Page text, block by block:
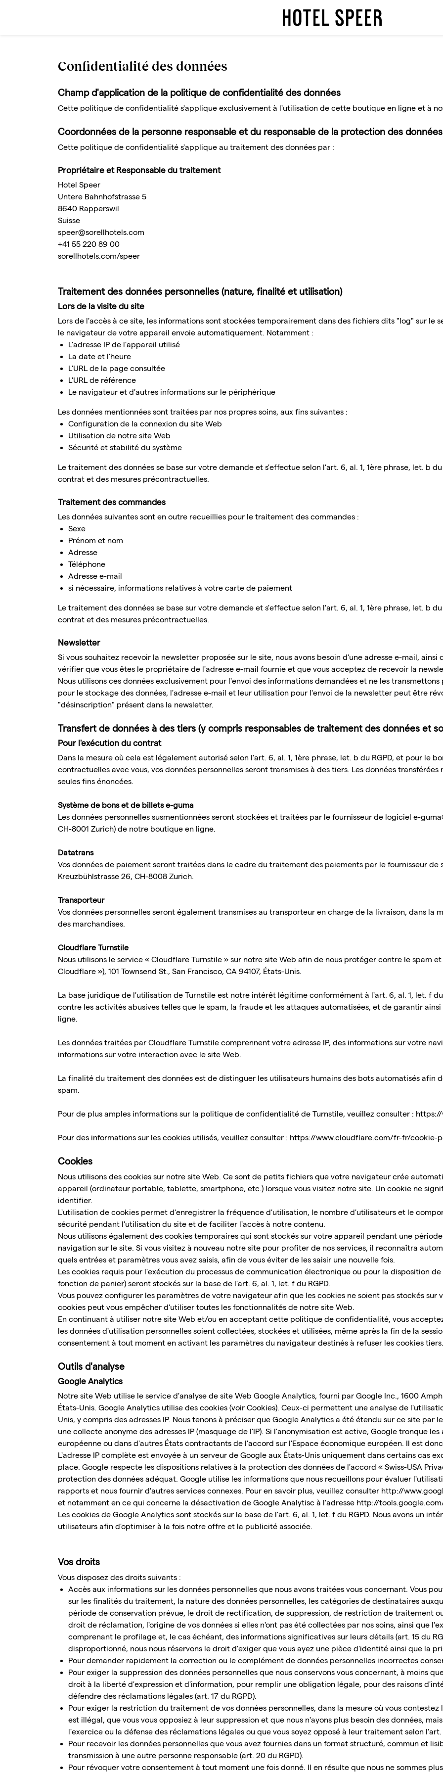
Confidentialité des données
Champ d'application de la politique de confidentialité des données
Cette politique de confidentialité s'applique exclusivement à l'utilisation de cette boutique en ligne et à
Coordonnées de la personne responsable et du responsable de la protection des
Cette politique de confidentialité s'applique au traitement des données par :
Propriétaire et Responsable du traitement
Hotel Speer
Untere Bahnhofstrasse 5
8640 Rapperswil
Suisse
speer@sorellhotels.com
+41 55 220 89 00
sorellhotels.com/speer
Traitement des données personnelles (nature, finalité et utilisation)
Lors de la visite du site
Lors de l'accès à ce site, les informations sont stockées temporairement dans des fichiers dits "log" sur le
le navigateur de votre appareil envoie automatiquement. Notamment :
L'adresse IP de l'appareil utilisé
La date et l'heure
L'URL de la page consultée
L'URL de référence
Le navigateur et d'autres informations sur le périphérique
Les données mentionnées sont traitées par nos propres soins, aux fins suivantes :
Configuration de la connexion du site Web
Utilisation de notre site Web
Sécurité et stabilité du système
Le traitement des données se base sur votre demande et s'effectue selon l'art. 6, al. 1, 1ère phrase, let. b
contrat et des mesures précontractuelles.
Traitement des commandes
Les données suivantes sont en outre recueillies pour le traitement des commandes :
Sexe
Prénom et nom
Adresse
Téléphone
Adresse e-mail
si nécessaire, informations relatives à votre carte de paiement
Le traitement des données se base sur votre demande et s'effectue selon l'art. 6, al. 1, 1ère phrase, let. b
contrat et des mesures précontractuelles.
Newsletter
Si vous souhaitez recevoir la newsletter proposée sur le site, nous avons besoin d'une adresse e-mail,
vérifier que vous êtes le propriétaire de l'adresse e-mail fournie et que vous acceptez de recevoir la
Nous utilisons ces données exclusivement pour l'envoi des informations demandées et ne les
pour le stockage des données, l'adresse e-mail et leur utilisation pour l'envoi de la newsletter peut être
"désinscription" présent dans la newsletter.
Transfert de données à des tiers (y compris responsables de traitement des données et
Pour l'exécution du contrat
Dans la mesure où cela est légalement autorisé selon l'art. 6, al. 1, 1ère phrase, let. b du RGPD, et pour le
contractuelles avec vous, vos données personnelles seront transmises à des tiers. Les données
seules fins énoncées.
Système de bons et de billets e-guma
Les données personnelles susmentionnées seront stockées et traitées par le fournisseur de logiciel e-
CH-8001 Zurich) de notre boutique en ligne.
Datatrans
Vos données de paiement seront traitées dans le cadre du traitement des paiements par le fournisseur de
Kreuzbühlstrasse 26, CH-8008 Zurich.
Transporteur
Vos données personnelles seront également transmises au transporteur en charge de la livraison, dans la
des marchandises.
Cloudflare Turnstile
Nous utilisons le service « Cloudflare Turnstile » sur notre site Web afin de nous protéger contre le spam
Cloudflare »), 101 Townsend St., San Francisco, CA 94107, États-Unis.
La base juridique de l'utilisation de Turnstile est notre intérêt légitime conformément à l'art. 6, al. 1, let. f
contre les activités abusives telles que le spam, la fraude et les attaques automatisées, et de garantir
ligne.
Les données traitées par Cloudflare Turnstile comprennent votre adresse IP, des informations sur votre
informations sur votre interaction avec le site Web.
La finalité du traitement des données est de distinguer les utilisateurs humains des bots automatisés afin
spam.
Pour de plus amples informations sur la politique de confidentialité de Turnstile, veuillez consulter :
Pour des informations sur les cookies utilisés, veuillez consulter : https://www.cloudflare.com/fr-fr/cookie-
Cookies
Nous utilisons des cookies sur notre site Web. Ce sont de petits fichiers que votre navigateur crée
appareil (ordinateur portable, tablette, smartphone, etc.) lorsque vous visitez notre site. Un cookie ne
identifier.
L'utilisation de cookies permet d'enregistrer la fréquence d'utilisation, le nombre d'utilisateurs et le
sécurité pendant l'utilisation du site et de faciliter l'accès à notre contenu.
Nous utilisons également des cookies temporaires qui sont stockés sur votre appareil pendant une
navigation sur le site. Si vous visitez à nouveau notre site pour profiter de nos services, il reconnaîtra
quels entrées et paramètres vous avez saisis, afin de vous éviter de les saisir une nouvelle fois.
Les cookies requis pour l'exécution du processus de communication électronique ou pour la disposition
fonction de panier) seront stockés sur la base de l'art. 6, al. 1, let. f du RGPD.
Vous pouvez configurer les paramètres de votre navigateur afin que les cookies ne soient pas stockés
cookies peut vous empêcher d'utiliser toutes les fonctionnalités de notre site Web.
En continuant à utiliser notre site Web et/ou en acceptant cette politique de confidentialité, vous
les données d'utilisation personnelles soient collectées, stockées et utilisées, même après la fin de la
consentement à tout moment en activant les paramètres du navigateur destinés à refuser les cookies tiers.
Outils d'analyse
Google Analytics
Notre site Web utilise le service d'analyse de site Web Google Analytics, fourni par Google Inc., 1600
États-Unis. Google Analytics utilise des cookies (voir Cookies). Ceux-ci permettent une analyse de
Unis, y compris des adresses IP. Nous tenons à préciser que Google Analytics a été étendu sur ce site par
une collecte anonyme des adresses IP (masquage de l'IP). Si l'anonymisation est active, Google tronque
européenne ou dans d'autres États contractants de l'accord sur l'Espace économique européen. Il est
L'adresse IP complète est envoyée à un serveur de Google aux États-Unis uniquement dans certains cas
place. Google respecte les dispositions relatives à la protection des données de l'accord « Swiss-USA
protection des données adéquat. Google utilise les informations que nous recueillons pour évaluer
rapports et nous fournir d'autres services connexes. Pour en savoir plus, veuillez consulter http://
et notamment en ce qui concerne la désactivation de Google Analytisc à l'adresse http://
Les cookies de Google Analytics sont stockés sur la base de l'art. 6, al. 1, let. f du RGPD. Nous avons un
utilisateurs afin d'optimiser à la fois notre offre et la publicité associée.
Vos droits
Vous disposez des droits suivants :
Accès aux informations sur les données personnelles que nous avons traitées vous concernant. Vous
sur les finalités du traitement, la nature des données personnelles, les catégories de destinataires
période de conservation prévue, le droit de rectification, de suppression, de restriction de traitement
droit de réclamation, l'origine de vos données si elles n'ont pas été collectées par nos soins, ainsi que
comprenant le profilage et, le cas échéant, des informations significatives sur leurs détails (art. 15 du
disproportionné, nous nous réservons le droit d'exiger que vous ayez une pièce d'identité ainsi que la
Pour demander rapidement la correction ou le complément de données personnelles incorrectes
Pour exiger la suppression des données personnelles que nous conservons vous concernant, à moins
droit à la liberté d'expression et d'information, pour remplir une obligation légale, pour des raisons
défendre des réclamations légales (art. 17 du RGPD).
Pour exiger la restriction du traitement de vos données personnelles, dans la mesure où vous
est illégal, que vous vous opposiez à leur suppression et que nous n'ayons plus besoin des données,
l'exercice ou la défense des réclamations légales ou que vous soyez opposé à leur traitement selon l'art.
Pour recevoir les données personnelles que vous avez fournies dans un format structuré, commun et
transmission à une autre personne responsable (art. 20 du RGPD).
Pour révoquer votre consentement à tout moment une fois donné. Il en résulte que nous ne sommes